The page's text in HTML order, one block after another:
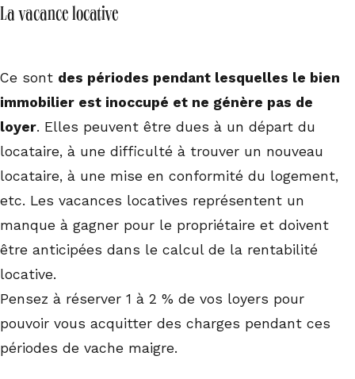
La vacance locative
Ce sont des périodes pendant lesquelles le bien
immobilier est inoccupé et ne génère pas de
loyer. Elles peuvent être dues à un départ du
locataire, à une difficulté à trouver un nouveau
locataire, à une mise en conformité du logement,
etc. Les vacances locatives représentent un
manque à gagner pour le propriétaire et doivent
être anticipées dans le calcul de la rentabilité
locative.
Pensez à réserver 1 à 2 % de vos loyers pour
pouvoir vous acquitter des charges pendant ces
périodes de vache maigre.